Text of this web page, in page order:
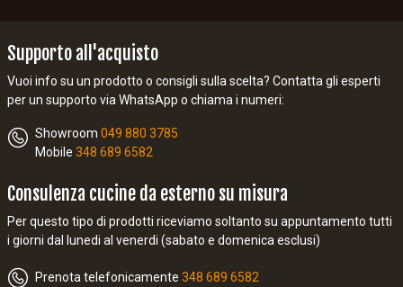
Supporto all'acquisto
Vuoi info su un prodotto o consigli sulla scelta? Contatta gli esperti
per un supporto via WhatsApp o chiama i numeri:
Showroom 049 880 3785
Mobile 348 689 6582
Consulenza cucine da esterno su misura
Per questo tipo di prodotti riceviamo soltanto su appuntamento tutti
i giorni dal lunedi al venerdi (sabato e domenica esclusi)
Prenota telefonicamente 348 689 6582